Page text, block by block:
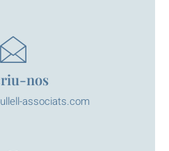
nos
associats.com